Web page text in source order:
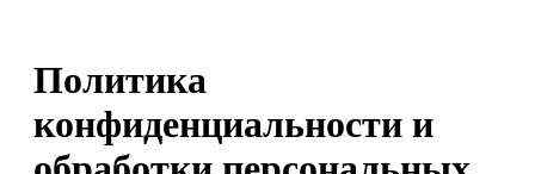
Политика
конфиденциальности и